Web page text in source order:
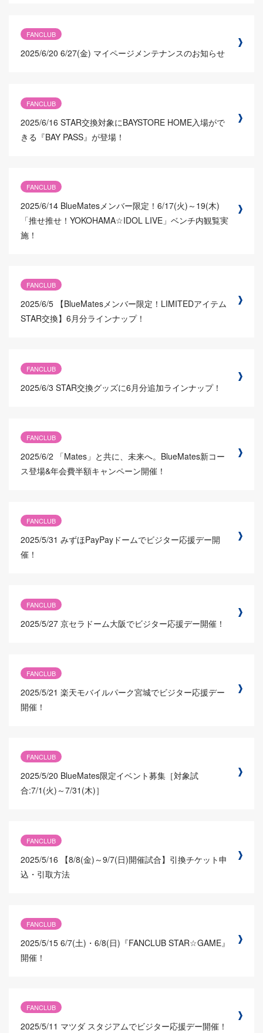
FANCLUB
2025/6/20 6/27(金) マイページメンテナンスのお知らせ
FANCLUB
2025/6/16 STAR交換対象にBAYSTORE HOME入場がで
きる『BAY PASS』が登場！
FANCLUB
2025/6/14 BlueMatesメンバー限定！6/17(火)～19(木)
「推せ推せ！YOKOHAMA☆IDOL LIVE」ベンチ内観覧実
施！
FANCLUB
2025/6/5 【BlueMatesメンバー限定！LIMITEDアイテム
STAR交換】6月分ラインナップ！
FANCLUB
2025/6/3 STAR交換グッズに6月分追加ラインナップ！
FANCLUB
2025/6/2
「Mates」と共に、未来へ。BlueMates新コー
ス登場&年会費半額キャンペーン開催！
FANCLUB
2025/5/31 みずほPayPayドームでビジター応援デー開
催！
FANCLUB
2025/5/27 京セラドーム大阪でビジター応援デー開催！
FANCLUB
2025/5/21 楽天モバイルパーク宮城でビジター応援デー
開催！
FANCLUB
2025/5/20 BlueMates限定イベント募集［対象試
合:7/1(火)～7/31(木)］
FANCLUB
2025/5/16
【8/8(金)～9/7(日)開催試合】引換チケット申
込・引取方法
FANCLUB
2025/5/15 6/7(土)・6/8(日)『FANCLUB STAR☆GAME』
開催！
FANCLUB
2025/5/11 マツダ スタジアムでビジター応援デー開催！